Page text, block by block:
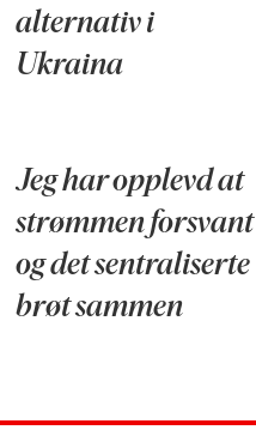
alternativ i
Ukraina
Jeg har opplevd at
strømmen forsvant
og det sentraliserte
brøt sammen